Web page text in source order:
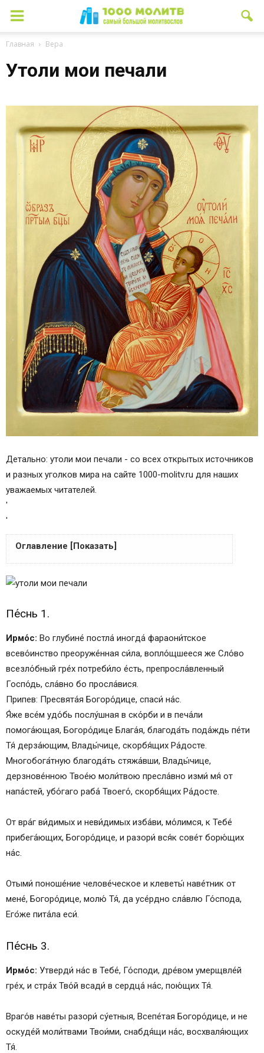
Главная Вера
Утоли мои печали
Детально: утоли мои печали - со всех открытых источников
и разных уголков мира на сайте 1000-molitv.ru для наших
уважаемых читателей.
'
'
Оглавление [Показать]
Пе́снь 5.
Пе́снь 6.
Конда́к, гла́с 6:
И́кос:
Пе́снь 7.
Пе́снь 8.
Пе́снь 9.
Свети́лен:
Кондак 1
Икос 1
Кондак 2
Кондак 3
Икос 3
Кондак 5
Икос 5
Кондак 6
Кондак 7
Кондак 8
Икос 8
Икос 9
Кондак 10
Пе́снь 1.
Ирмо́с: Во глубине́ постла́ иногда́ фараони́тское
всево́инство преоруже́нная си́ла, вопло́щшееся же Сло́во
всезло́бный гре́х потреби́ло е́сть, препросла́вленный
Госпо́дь, сла́вно бо просла́вися.
Припев: Пресвята́я Богоро́дице, спаси́ на́с.
Я́же все́м удо́бь послу́шная в ско́рби и в печа́ли
помога́ющая, Богоро́дице Блага́я, благода́ть пода́ждь пе́ти
Тя́ дерза́ющим, Влады́чице, скорбя́щих Ра́досте.
Многобога́тную благода́ть стяжа́вши, Влады́чице,
дерзнове́нною Твое́ю моли́твою пресла́вно изми́ мя́ от
напа́стей, убо́гаго раба́ Твоего́, скорбя́щих Ра́досте.
От вра́г ви́димых и неви́димых изба́ви, мо́лимся, к Тебе́
прибега́ющих, Богоро́дице, и разори́ вся́к сове́т борю́щих
на́с.
Отыми́ поноше́ние челове́ческое и клеветы́ наве́тник от
мене́, Богоро́дице, молю́ Тя́, да усе́рдно сла́влю Го́спода,
Его́же пита́ла еси́.
Пе́снь 3.
Ирмо́с: Утверди́ на́с в Тебе́, Го́споди, дре́вом умерщвле́й
гре́х, и стра́х Тво́й всади́ в сердца́ на́с, пою́щих Тя́.
Враго́в наве́ты разори́ су́етныя, Всепе́тая Богоро́дице, и не
оскуде́й моли́твами Твои́ми, снабдя́щи на́с, восхваля́ющих
Тя́.